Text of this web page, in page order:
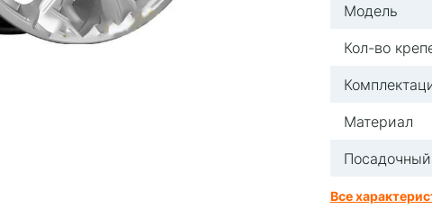
Модель
Кол-во
Материал
Все